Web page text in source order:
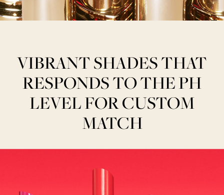
VIBRANT SHADES THAT
RESPONDS TO THE PH
LEVEL FOR CUSTOM
MATCH